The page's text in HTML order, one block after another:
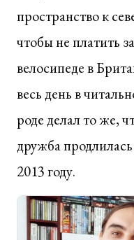
пространство к
чтобы не платить
велосипеде в
весь день в
роде делал то же,
дружба
2013 году.